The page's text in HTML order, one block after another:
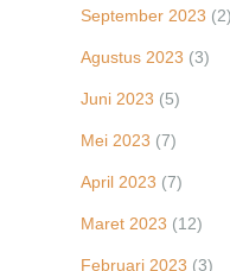
September 2023 (2)
Agustus 2023 (3)
Juni 2023 (5)
Mei 2023 (7)
April 2023 (7)
Maret 2023 (12)
Februari 2023 (3)